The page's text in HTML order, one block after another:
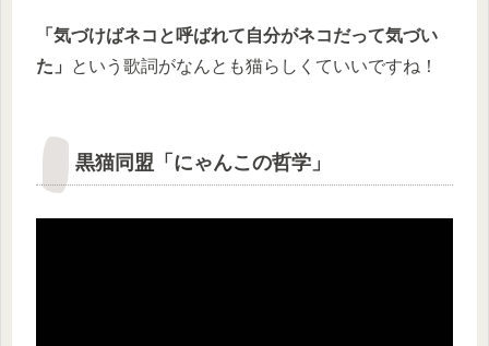
「気づけばネコと呼ばれて自分がネコだって気づい
た」
という歌詞がなんとも猫らしくていいですね！
黒猫同盟「にゃんこの哲学」